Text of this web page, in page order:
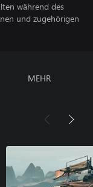
während des
und zugehörigen
MEHR